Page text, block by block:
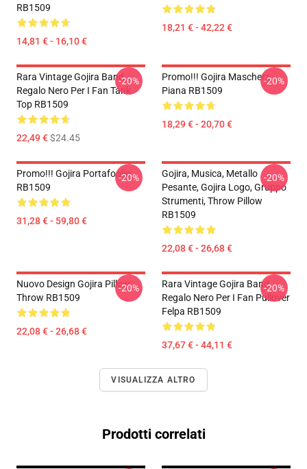
RB1509
14,81 € - 16,10 €
18,21 € - 42,22 €
Rara Vintage Gojira Band
Regalo Nero Per I Fan Tank
Top RB1509
22,49 €$24.45
-20%
Promo!!! Gojira Maschera
Piana RB1509
18,29 € - 20,70 €
-20%
Promo!!! Gojira Portafoglio
RB1509
31,28 € - 59,80 €
-20%
Gojira, Musica, Metallo
Pesante, Gojira Logo, Gruppo
Strumenti, Throw Pillow
RB1509
22,08 € - 26,68 €
-20%
Nuovo Design Gojira Pillow
Throw RB1509
22,08 € - 26,68 €
-20%
Rara Vintage Gojira Band
Regalo Nero Per I Fan Pullover
Felpa RB1509
37,67 € - 44,11 €
-20%
VISUALIZZA ALTRO
Prodotti correlati